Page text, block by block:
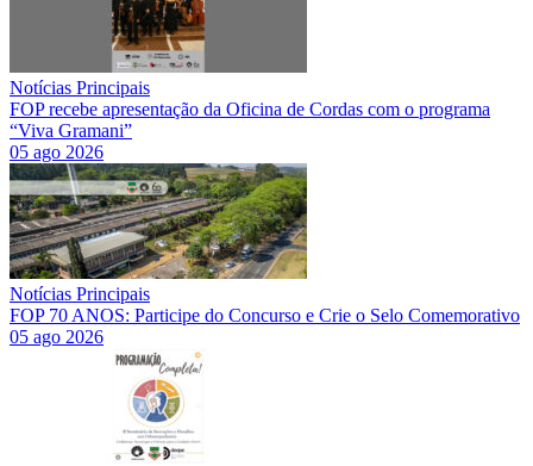
Notícias Principais
FOP recebe apresentação da Oficina de Cordas com o programa
“Viva Gramani”
05 ago 2026
Notícias Principais
FOP 70 ANOS: Participe do Concurso e Crie o Selo Comemorativo
05 ago 2026